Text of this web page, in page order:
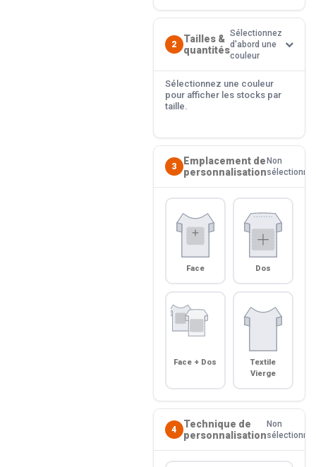
2
Tailles &
quantités
Sélectionnez
d'abord une
couleur
Sélectionnez une couleur
pour afficher les stocks par
taille.
3
Emplacement de
personnalisation
Non
sélectionné
Face Dos
Face + Dos
Textile
Vierge
4
Technique de
personnalisation
Non
sélectionné